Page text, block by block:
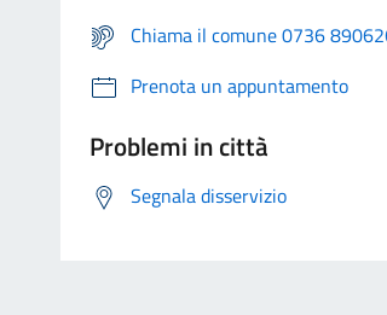
Chiama il comune 0736
Prenota un appuntamento
Problemi in città
Segnala disservizio